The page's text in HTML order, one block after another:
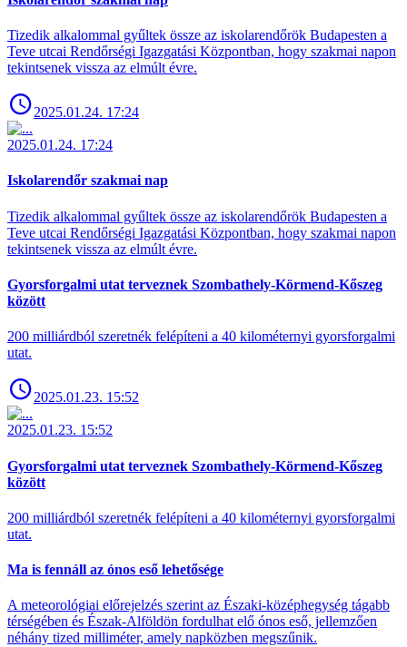
Tizedik alkalommal gyűltek össze az iskolarendőrök Budapesten a
Teve utcai Rendőrségi Igazgatási Központban, hogy szakmai napon
tekintsenek vissza az elmúlt évre.
2025.01.24. 17:24
2025.01.24. 17:24
Iskolarendőr szakmai nap
Tizedik alkalommal gyűltek össze az iskolarendőrök Budapesten a
Teve utcai Rendőrségi Igazgatási Központban, hogy szakmai napon
tekintsenek vissza az elmúlt évre.
Gyorsforgalmi utat terveznek Szombathely-Körmend-Kőszeg
között
200 milliárdból szeretnék felépíteni a 40 kilométernyi gyorsforgalmi
utat.
2025.01.23. 15:52
2025.01.23. 15:52
Gyorsforgalmi utat terveznek Szombathely-Körmend-Kőszeg
között
200 milliárdból szeretnék felépíteni a 40 kilométernyi gyorsforgalmi
utat.
Ma is fennáll az ónos eső lehetősége
A meteorológiai előrejelzés szerint az Északi-középhegység tágabb
térségében és Észak-Alföldön fordulhat elő ónos eső, jellemzően
néhány tized milliméter, amely napközben megszűnik.